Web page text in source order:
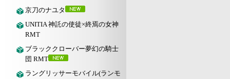
京刀のナユタ
UNITIA 神託の使徒×終焉の女神
RMT
ブラッククローバー夢幻の騎士
団 RMT
ラングリッサーモバイル(ランモ